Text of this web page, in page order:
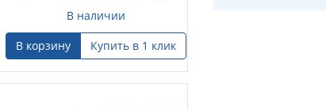
В наличии
В корзину
Купить в 1 клик